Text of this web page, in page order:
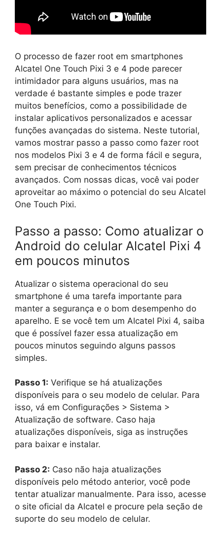
O processo de fazer root em smartphones
Alcatel One Touch Pixi 3 e 4 pode parecer
intimidador para alguns usuários, mas na
verdade é bastante simples e pode trazer
muitos benefícios, como a possibilidade de
instalar aplicativos personalizados e acessar
funções avançadas do sistema. Neste tutorial,
vamos mostrar passo a passo como fazer root
nos modelos Pixi 3 e 4 de forma fácil e segura,
sem precisar de conhecimentos técnicos
avançados. Com nossas dicas, você vai poder
aproveitar ao máximo o potencial do seu Alcatel
One Touch Pixi.
Passo a passo: Como atualizar o
Android do celular Alcatel Pixi 4
em poucos minutos
Atualizar o sistema operacional do seu
smartphone é uma tarefa importante para
manter a segurança e o bom desempenho do
aparelho. E se você tem um Alcatel Pixi 4, saiba
que é possível fazer essa atualização em
poucos minutos seguindo alguns passos
simples.
Passo 1: Verifique se há atualizações
disponíveis para o seu modelo de celular. Para
isso, vá em Configurações > Sistema >
Atualização de software. Caso haja
atualizações disponíveis, siga as instruções
para baixar e instalar.
Passo 2: Caso não haja atualizações
disponíveis pelo método anterior, você pode
tentar atualizar manualmente. Para isso, acesse
o site oficial da Alcatel e procure pela seção de
suporte do seu modelo de celular.